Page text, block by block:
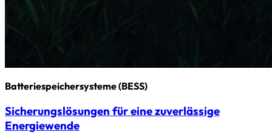
Batterie­speicher­systeme (BESS)
Sicherungs­­lösungen für eine zuverlässige
Energiewende